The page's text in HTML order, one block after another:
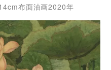
布面油画2020年